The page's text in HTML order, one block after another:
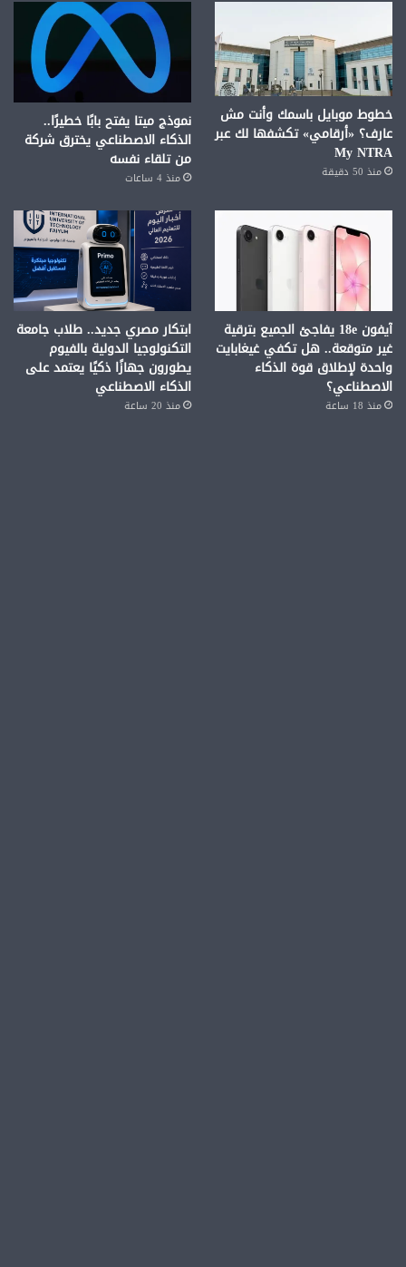
خطوط موبايل باسمك وأنت مش
عارف؟ «أرقامي» تكشفها لك عبر
My NTRA
منذ 50 دقيقة
نموذج ميتا يفتح بابًا خطيرًا..
الذكاء الاصطناعي يخترق شركة
من تلقاء نفسه
منذ 4 ساعات
آيفون 18e يفاجئ الجميع بترقية
غير متوقعة.. هل تكفي غيغابايت
واحدة لإطلاق قوة الذكاء
الاصطناعي؟
منذ 18 ساعة
ابتكار مصري جديد.. طلاب جامعة
التكنولوجيا الدولية بالفيوم
يطورون جهازًا ذكيًا يعتمد على
الذكاء الاصطناعي
منذ 20 ساعة